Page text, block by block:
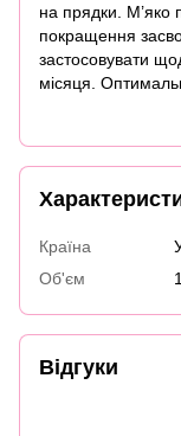
на прядки. М’яко
покращення
застосовувати
місяця.
Країна
Об'єм
Відгуки